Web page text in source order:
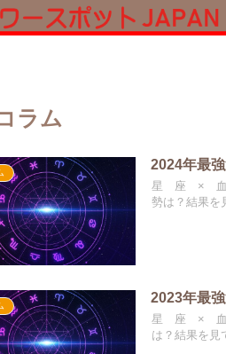
ラム
2024年最
星 座 × 血液
勢は？結果を
2023年最
星 座 × 血液
は？結果を見